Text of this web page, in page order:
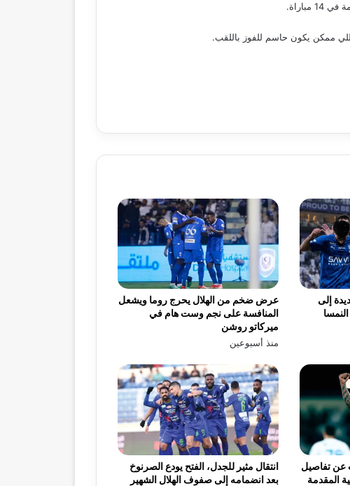
ممكن يكون حاسم للفوز باللقب.
عرض ضخم من الهلال يحرج روما ويشعل
المنافسة على نجم وست هام في
ميركاتو روشن
منذ أسبوعين
إلى
انتقال مثير للجدل، الفتح يودع الصرنوخ
بعد انضمامه إلى صفوف الهلال الشهير
تفاصيل
المقدمة